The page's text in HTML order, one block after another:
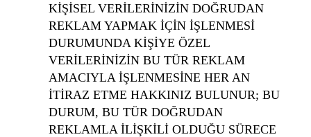
KİŞİSEL VERİLERİNİZİN DOĞRUDAN
REKLAM YAPMAK İÇİN İŞLENMESİ
DURUMUNDA KİŞİYE ÖZEL
VERİLERİNİZİN BU TÜR REKLAM
AMACIYLA İŞLENMESİNE HER AN
İTİRAZ ETME HAKKINIZ BULUNUR; BU
DURUM, BU TÜR DOĞRUDAN
REKLAMLA İLİŞKİLİ OLDUĞU SÜRECE